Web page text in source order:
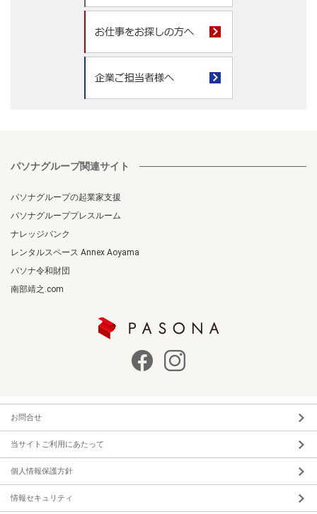
パソナグループ関連サイト
パソナグループの起業家支援
パソナグループプレスルーム
ナレッジバンク
レンタルスペース Annex Aoyama
パソナ令和財団
南部靖之.com
お問合せ
当サイトご利用にあたって
個人情報保護方針
情報セキュリティ